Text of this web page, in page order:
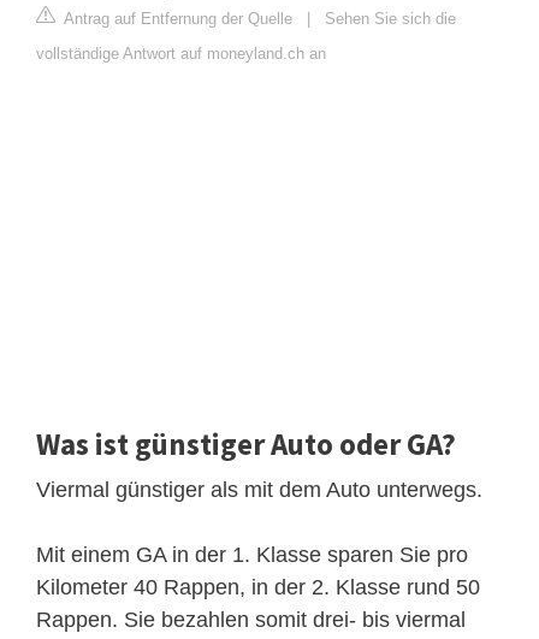
Antrag auf Entfernung der Quelle
Sehen Sie sich die
vollständige Antwort auf moneyland.ch an
Was ist günstiger Auto oder GA?
Viermal günstiger als mit dem Auto unterwegs.
Mit einem GA in der 1. Klasse sparen Sie pro
Kilometer 40 Rappen, in der 2. Klasse rund 50
Rappen. Sie bezahlen somit drei- bis viermal